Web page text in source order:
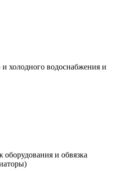
и холодного водоснабжения и
и обвязка